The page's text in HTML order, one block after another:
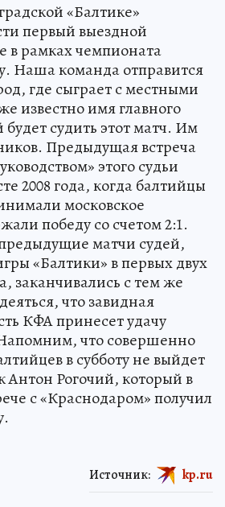
«Балтике»
первый выездной
в рамках чемпионата
Наша команда отправится
где сыграет с местными
известно имя главного
судить этот матч. Им
Предыдущая встреча
этого судьи
2008 года, когда балтийцы
московское
победу со счетом 2:1.
матчи судей,
«Балтики» в первых двух
заканчивались с тем же
что завидная
КФА принесет удачу
что совершенно
в субботу не выйдет
Антон Рогочий, который в
с «Краснодаром» получил
Источник: kp.ru